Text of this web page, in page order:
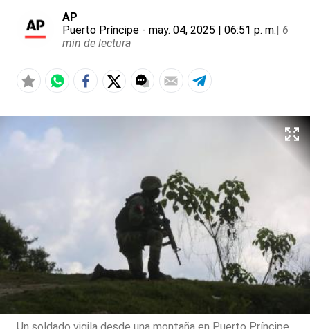
AP
Puerto Príncipe - may. 04, 2025 | 06:51 p. m.| 6
min de lectura